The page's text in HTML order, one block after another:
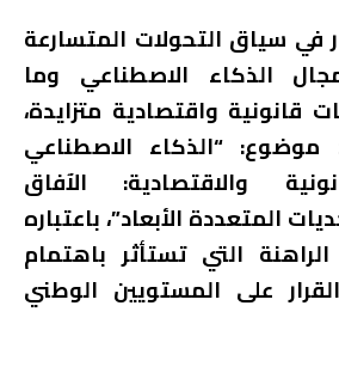
في سياق التحولات المتسارعة
الذكاء الاصطناعي وما
قانونية واقتصادية متزايدة،
موضوع: “الذكاء الاصطناعي
والاقتصادية: الآفاق
المتعددة الأبعاد”، باعتباره
التي تستأثر باهتمام
على المستويين الوطني